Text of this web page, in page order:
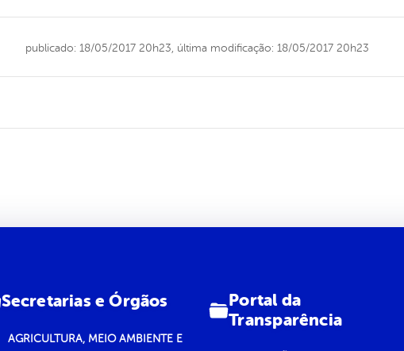
publicado: 18/05/2017 20h23, última modificação: 18/05/2017 20h23
Secretarias e Órgãos
AGRICULTURA, MEIO AMBIENTE E
Portal da
Transparência